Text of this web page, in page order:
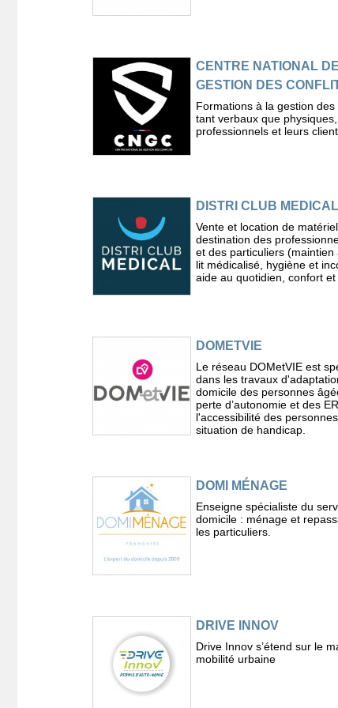
CENTRE NATIONAL DE
GESTION DES
Formations à la gestion des
tant verbaux que
professionnels et leurs
DISTRI CLUB MEDICAL
Vente et location de
destination des
et des particuliers (maintien
lit médicalisé, hygiène et
aide au quotidien, confort
DOMETVIE
Le réseau DOMetVIE est
dans les travaux
domicile des personnes
perte d’autonomie et des
l'accessibilité des
situation de handicap.
DOMI MÉNAGE
Enseigne spécialiste du
domicile : ménage et
les particuliers.
DRIVE INNOV
Drive Innov s’étend sur le
mobilité urbaine